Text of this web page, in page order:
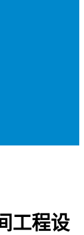
工程设